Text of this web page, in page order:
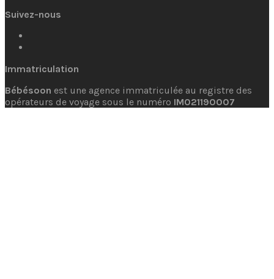
Suivez-nous
Immatriculation
Bébésoon est une agence immatriculée au registre des
opérateurs de voyage sous le numéro IM021190007